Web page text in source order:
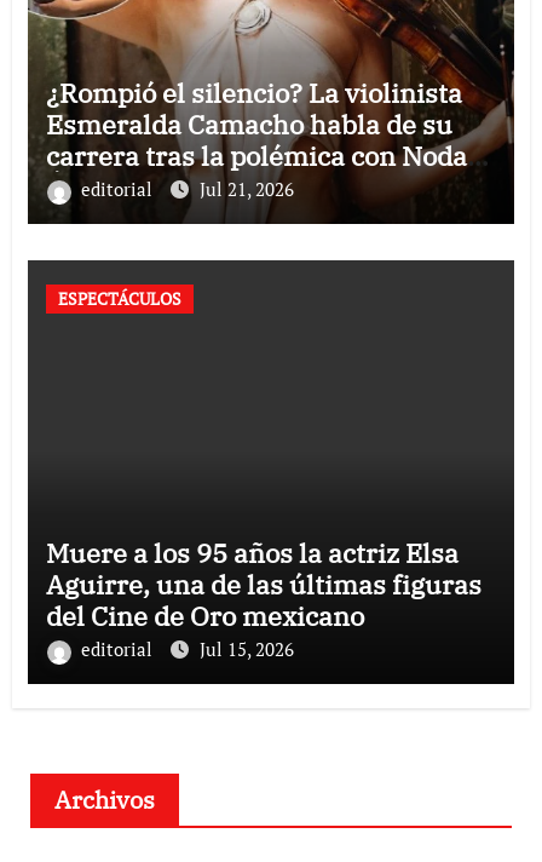
¿Rompió el silencio? La violinista
Esmeralda Camacho habla de su
carrera tras la polémica con Nodal y
Ángela Aguilar
editorial Jul 21, 2026
ESPECTÁCULOS
Muere a los 95 años la actriz Elsa
Aguirre, una de las últimas figuras
del Cine de Oro mexicano
editorial Jul 15, 2026
Archivos